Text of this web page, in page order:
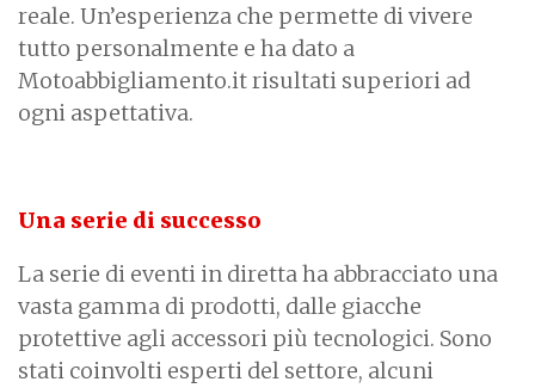
reale. Un’esperienza che permette di vivere
tutto personalmente e ha dato a
Motoabbigliamento.it risultati superiori ad
ogni aspettativa.
Una serie di successo
La serie di eventi in diretta ha abbracciato una
vasta gamma di prodotti, dalle giacche
protettive agli accessori più tecnologici. Sono
stati coinvolti esperti del settore, alcuni